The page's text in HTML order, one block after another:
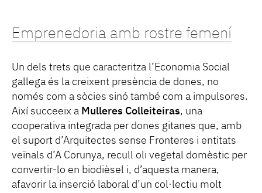
Emprenedoria amb rostre femení
Un dels trets que caracteritza l’Economia Social
gallega és la creixent presència de dones, no
només com a sòcies sinó també com a impulsores.
Així succeeix a Mulleres Colleiteiras, una
cooperativa integrada per dones gitanes que, amb
el suport d’Arquitectes sense Fronteres i entitats
veïnals d’A Corunya, recull oli vegetal domèstic per
convertir-lo en biodièsel i, d’aquesta manera,
afavorir la inserció laboral d’un col·lectiu molt